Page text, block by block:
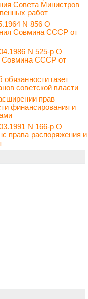
Совета Министров
работ
N 856 О
Совмина СССР от
N 525-р О
Совмина СССР от
газет
советской власти
прав
финансирования и
N 166-р О
права распоряжения и